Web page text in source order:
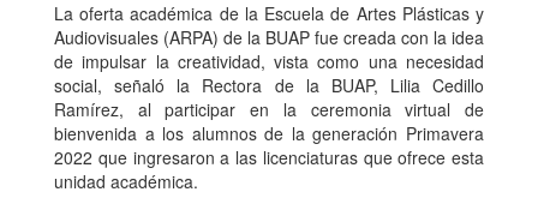
La oferta académica de la Escuela de Artes Plásticas y
Audiovisuales (ARPA) de la BUAP fue creada con la idea
de impulsar la creatividad, vista como una necesidad
social, señaló la Rectora de la BUAP, Lilia Cedillo
Ramírez, al participar en la ceremonia virtual de
bienvenida a los alumnos de la generación Primavera
2022 que ingresaron a las licenciaturas que ofrece esta
unidad académica.